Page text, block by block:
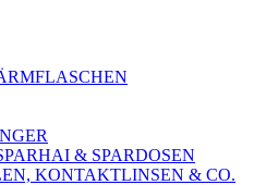
& SPARDOSEN
KONTAKTLINSEN & CO.